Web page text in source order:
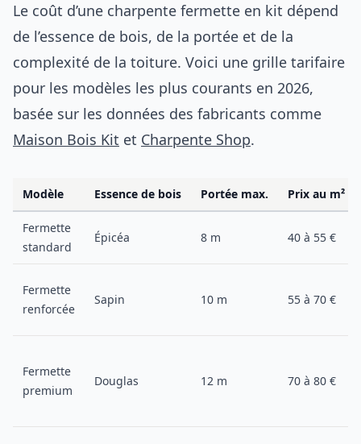
Le coût d’une charpente fermette en kit dépend
de l’essence de bois, de la portée et de la
complexité de la toiture. Voici une grille tarifaire
pour les modèles les plus courants en 2026,
basée sur les données des fabricants comme
Maison Bois Kit et Charpente Shop.
Modèle Essence de bois Portée max. Prix au m²
Fermette
standard
Épicéa 8 m 40 à 55 €
Fermette
renforcée
Sapin 10 m 55 à 70 €
Fermette
premium
Douglas 12 m 70 à 80 €